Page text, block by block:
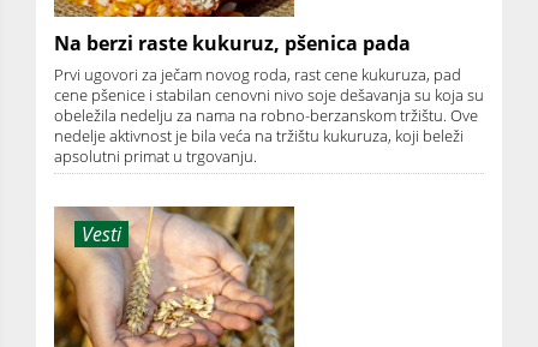
Na berzi raste kukuruz, pšenica pada
Prvi ugovori za ječam novog roda, rast cene kukuruza, pad
cene pšenice i stabilan cenovni nivo soje dešavanja su koja su
obeležila nedelju za nama na robno-berzanskom tržištu. Ove
nedelje aktivnost je bila veća na tržištu kukuruza, koji beleži
apsolutni primat u trgovanju.
Vesti